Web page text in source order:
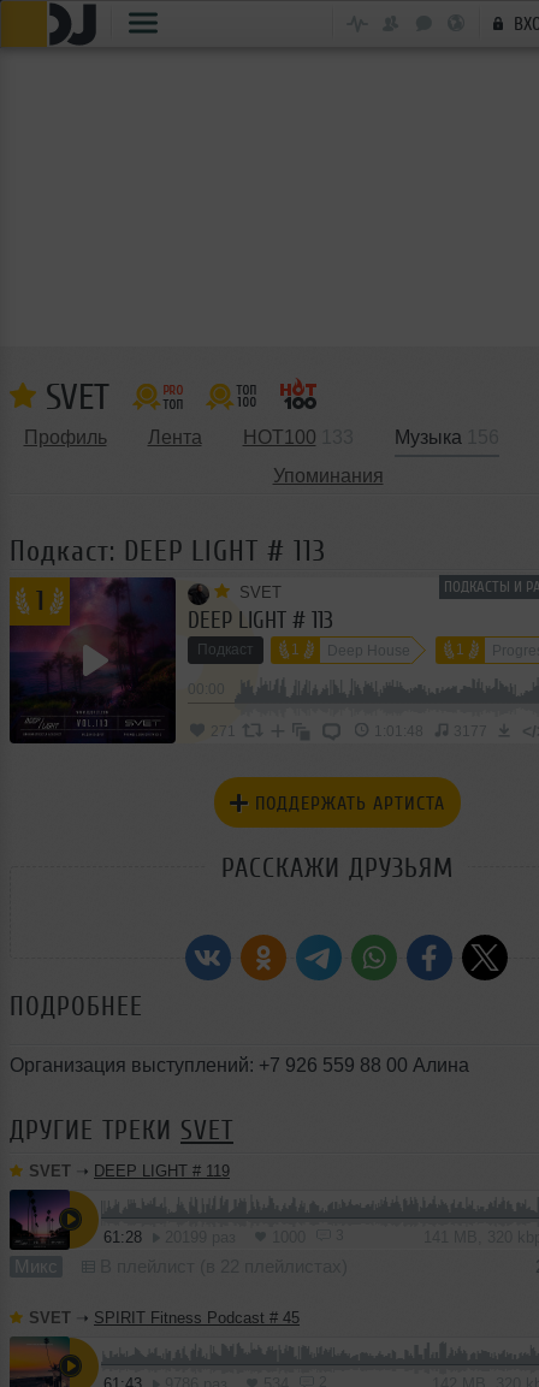
SVET
Профиль Лента HOT100 Музыка
Упоминания
Подкаст: DEEP LIGHT # 113
ПОДКАСТЫ И
1 SVET
DEEP LIGHT # 113
Подкаст 1 Deep House 1
271 3177
ПОДДЕРЖАТЬ АРТИСТА
РАССКАЖИ ДРУЗЬЯМ
ПОДРОБНЕЕ
Организация выступлений: +7 926 559 88 00 Алина
ДРУГИЕ ТРЕКИ SVET
SVET ➝ DEEP LIGHT # 119
61:28
Микс
SVET ➝ SPIRIT Fitness Podcast # 45